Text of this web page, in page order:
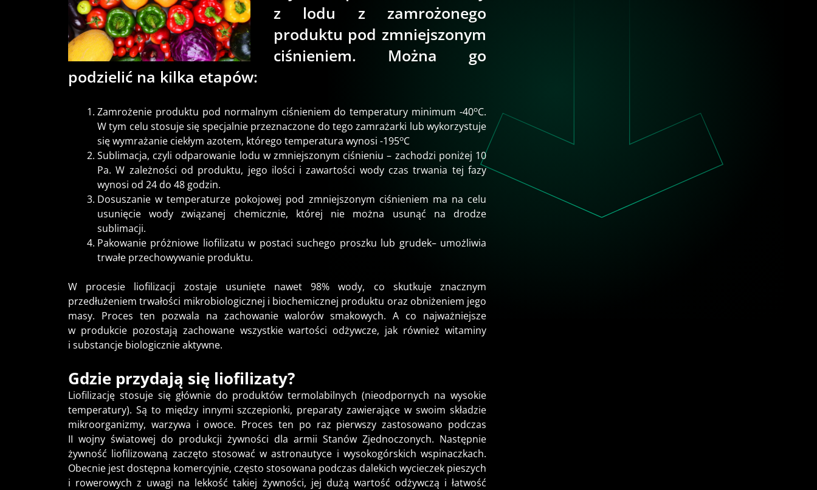
z lodu z zamrożonego
produktu pod zmniejszonym
ciśnieniem. Można go
podzielić na kilka etapów:
Zamrożenie produktu pod normalnym ciśnieniem do temperatury minimum -40oC.
W tym celu stosuje się specjalnie przeznaczone do tego zamrażarki lub wykorzystuje
się wymrażanie ciekłym azotem, którego temperatura wynosi -195oC
Sublimacja, czyli odparowanie lodu w zmniejszonym ciśnieniu – zachodzi poniżej 10
Pa. W zależności od produktu, jego ilości i zawartości wody czas trwania tej fazy
wynosi od 24 do 48 godzin.
Dosuszanie w temperaturze pokojowej pod zmniejszonym ciśnieniem ma na celu
usunięcie wody związanej chemicznie, której nie można usunąć na drodze
sublimacji.
Pakowanie próżniowe liofilizatu w postaci suchego proszku lub grudek– umożliwia
trwałe przechowywanie produktu.
W procesie liofilizacji zostaje usunięte nawet 98% wody, co skutkuje znacznym
przedłużeniem trwałości mikrobiologicznej i biochemicznej produktu oraz obniżeniem jego
masy. Proces ten pozwala na zachowanie walorów smakowych. A co najważniejsze
w produkcie pozostają zachowane wszystkie wartości odżywcze, jak również witaminy
i substancje biologicznie aktywne.
Gdzie przydają się liofilizaty?
Liofilizację stosuje się głównie do produktów termolabilnych (nieodpornych na wysokie
temperatury). Są to między innymi szczepionki, preparaty zawierające w swoim składzie
mikroorganizmy, warzywa i owoce. Proces ten po raz pierwszy zastosowano podczas
II wojny światowej do produkcji żywności dla armii Stanów Zjednoczonych. Następnie
żywność liofilizowaną zaczęto stosować w astronautyce i wysokogórskich wspinaczkach.
Obecnie jest dostępna komercyjnie, często stosowana podczas dalekich wycieczek pieszych
i rowerowych z uwagi na lekkość takiej żywności, jej dużą wartość odżywczą i łatwość